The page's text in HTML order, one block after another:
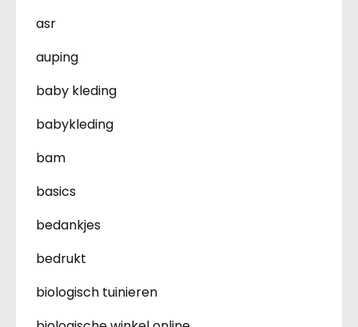
asr
auping
baby kleding
babykleding
bam
basics
bedankjes
bedrukt
biologisch tuinieren